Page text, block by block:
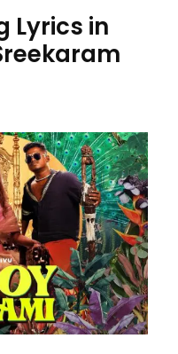
Lyrics in